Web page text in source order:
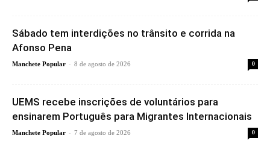
Sábado tem interdições no trânsito e corrida na
Afonso Pena
Manchete Popular - 8 de agosto de 2026 0
UEMS recebe inscrições de voluntários para
ensinarem Português para Migrantes Internacionais
Manchete Popular - 7 de agosto de 2026 0